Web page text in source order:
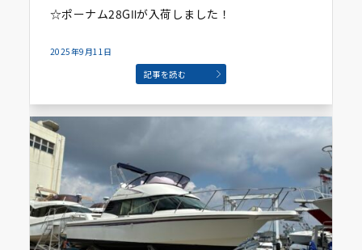
☆ポーナム28GⅡが入荷しました！
2025年9月11日
記事を読む